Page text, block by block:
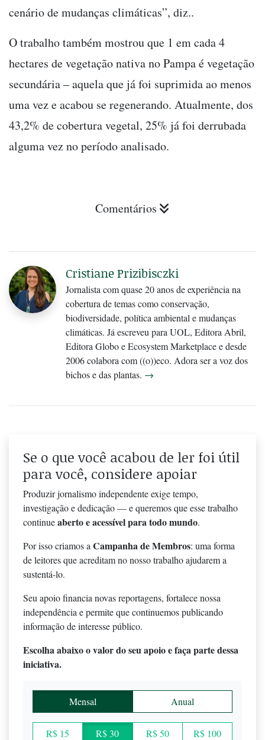
cenário de mudanças climáticas”, diz..
O trabalho também mostrou que 1 em cada 4
hectares de vegetação nativa no Pampa é vegetação
secundária – aquela que já foi suprimida ao menos
uma vez e acabou se regenerando. Atualmente, dos
43,2% de cobertura vegetal, 25% já foi derrubada
alguma vez no período analisado.
Comentários
Cristiane Prizibisczki
Jornalista com quase 20 anos de experiência na
cobertura de temas como conservação,
biodiversidade, política ambiental e mudanças
climáticas. Já escreveu para UOL, Editora Abril,
Editora Globo e Ecosystem Marketplace e desde
2006 colabora com ((o))eco. Adora ser a voz dos
bichos e das plantas. →
Se o que você acabou de ler foi útil
para você, considere apoiar
Produzir jornalismo independente exige tempo,
investigação e dedicação — e queremos que esse trabalho
continueaberto e acessível para todo mundo.
Por isso criamos a Campanha de Membros: uma forma
de leitores que acreditam no nosso trabalho ajudarem a
sustentá-lo.
Seu apoio financia novas reportagens, fortalece nossa
independência e permite que continuemos publicando
informação de interesse público.
Escolha abaixo o valor do seu apoio e faça parte dessa
iniciativa.
Mensal Anual
R$ 15 R$ 30 R$ 50 R$ 100